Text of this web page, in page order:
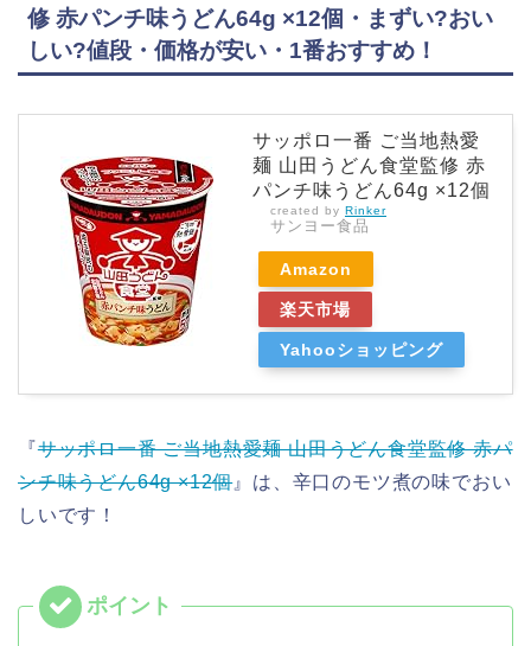
修 赤パンチ味うどん64g ×12個・まずい?おい
しい?値段・価格が安い・1番おすすめ！
サッポロ一番 ご当地熱愛
麺 山田うどん食堂監修 赤
パンチ味うどん64g ×12個
created by Rinker
サンヨー食品
Amazon
楽天市場
Yahooショッピング
『サッポロ一番 ご当地熱愛麺 山田うどん食堂監修 赤パ
ンチ味うどん64g ×12個』は、辛口のモツ煮の味でおい
しいです！